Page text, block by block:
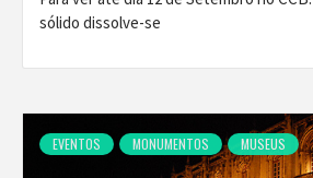
sólido dissolve-se
EVENTOS MONUMENTOS MUSEUS